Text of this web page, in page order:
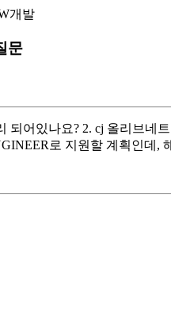
개발
문
되어있나요? 2. cj 올리브
로 지원할 계획인데